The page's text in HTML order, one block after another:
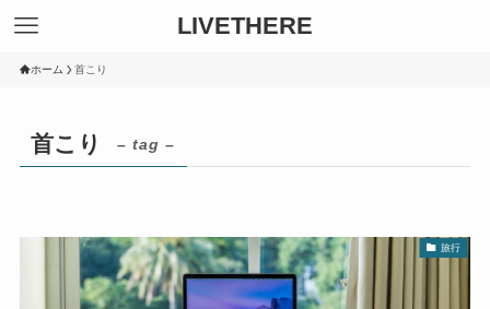
LIVETHERE
ホーム 首こり
首こり – tag –
旅行